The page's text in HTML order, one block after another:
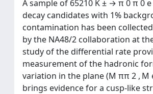
A sample of 65210 K ± → π 0 π 0 e
decay candidates with 1%
contamination has been
by the NA48/2 collaboration at the
study of the differential rate
measurement of the hadronic
variation in the plane (M ππ 2 , M
brings evidence for a cusp-like